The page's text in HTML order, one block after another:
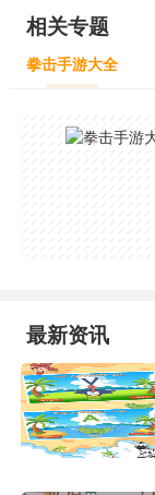
相关专题
拳击手游大全
最新资讯